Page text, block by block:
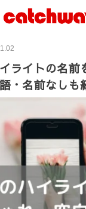
ライトの名前
・名前なしも